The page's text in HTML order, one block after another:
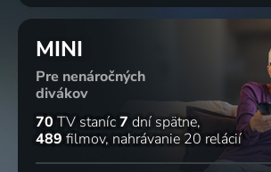
MINI
Pre nenáročných
divákov
70 TV staníc7 dní spätne
489 filmov nahrávanie 20 relácií